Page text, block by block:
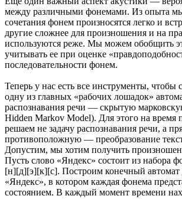
между различными фонемами. Из опыта
сочетания фонем произносятся легко и
другие сложнее для произношения и на
используются реже. Мы можем обобщить
учитывать ее при оценке
последовательности фонем.
Теперь у нас есть все инструменты, чтобы
одну из главных «рабочих лошадок»
распознавания речи — скрытую
Hidden Markov Model). Для этого на время
решаем не задачу распознавания речи, а
противоположную — преобразование
Допустим, мы хотим получить
Пусть слово «Яндекс» состоит из набора
[н][д][э][к][с]. Построим конечный автомат
«Яндекс», в котором каждая фонема
состоянием. В каждый момент времени